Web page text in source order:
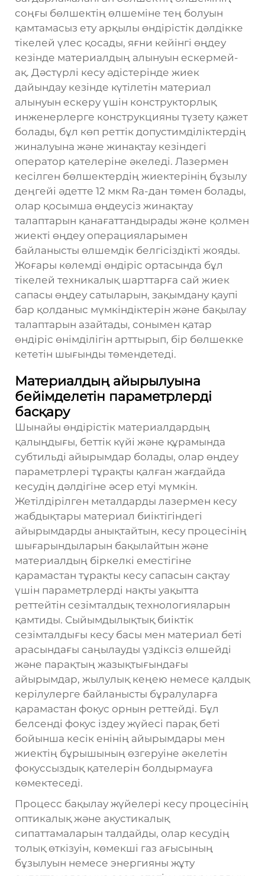
соңғы бөлшектің өлшеміне тең болуын
қамтамасыз ету арқылы өндірістік дәлдікке
тікелей үлес қосады, яғни кейінгі өңдеу
кезінде материалдың алынуын ескермей-
ақ. Дәстүрлі кесу әдістерінде жиек
дайындау кезінде күтілетін материал
алынуын ескеру үшін конструкторлық
инженерлерге конструкцияны түзету қажет
болады, бұл көп реттік допустимділіктердің
жиналуына және жинақтау кезіндегі
оператор қателеріне әкеледі. Лазермен
кесілген бөлшектердің жиектерінің бұзылу
деңгейі әдетте 12 мкм Ra-дан төмен болады,
олар қосымша өңдеусіз жинақтау
талаптарын қанағаттандырады және қолмен
жиекті өңдеу операцияларымен
байланысты өлшемдік белгісіздікті жояды.
Жоғары көлемді өндіріс ортасында бұл
тікелей техникалық шарттарға сай жиек
сапасы өңдеу сатыларын, зақымдану қаупі
бар қолданыс мүмкіндіктерін және бақылау
талаптарын азайтады, сонымен қатар
өндіріс өнімділігін арттырып, бір бөлшекке
кететін шығынды төмендетеді.
Материалдың айырылуына
бейімделетін параметрлерді
басқару
Шынайы өндірістік материалдардың
қалыңдығы, беттік күйі және құрамында
субтильді айырымдар болады, олар өңдеу
параметрлері тұрақты қалған жағдайда
кесудің дәлдігіне әсер етуі мүмкін.
Жетілдірілген металдарды лазермен кесу
жабдықтары материал биіктігіндегі
айырымдарды анықтайтын, кесу процесінің
шығарындыларын бақылайтын және
материалдың біркелкі еместігіне
қарамастан тұрақты кесу сапасын сақтау
үшін параметрлерді нақты уақытта
реттейтін сезімталдық технологияларын
қамтиды. Сыйымдылықтық биіктік
сезімталдығы кесу басы мен материал беті
арасындағы саңылауды үздіксіз өлшейді
және парақтың жазықтығындағы
айырымдар, жылулық кеңею немесе қалдық
керілулерге байланысты бұралуларға
қарамастан фокус орнын реттейді. Бұл
белсенді фокус іздеу жүйесі парақ беті
бойынша кесік енінің айырымдары мен
жиектің бұрышының өзгеруіне әкелетін
фокуссыздық қателерін болдырмауға
көмектеседі.
Процесс бақылау жүйелері кесу процесінің
оптикалық және акустикалық
сипаттамаларын талдайды, олар кесудің
толық өткізуін, көмекші газ ағысының
бұзылуын немесе энергияны жұту